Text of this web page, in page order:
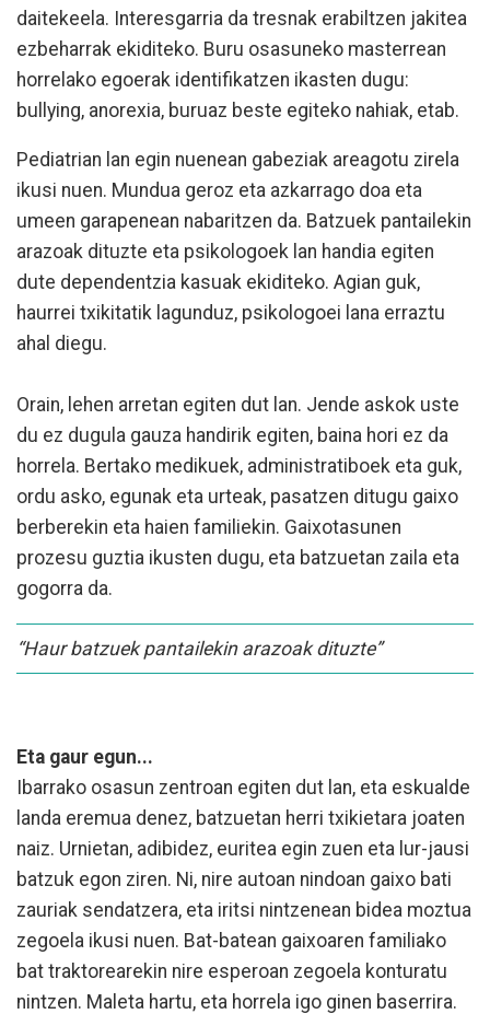
daitekeela. Interesgarria da tresnak erabiltzen jakitea
ezbeharrak ekiditeko. Buru osasuneko masterrean
horrelako egoerak identifikatzen ikasten dugu:
bullying, anorexia, buruaz beste egiteko nahiak, etab.
Pediatrian lan egin nuenean gabeziak areagotu zirela
ikusi nuen. Mundua geroz eta azkarrago doa eta
umeen garapenean nabaritzen da. Batzuek pantailekin
arazoak dituzte eta psikologoek lan handia egiten
dute dependentzia kasuak ekiditeko. Agian guk,
haurrei txikitatik lagunduz, psikologoei lana erraztu
ahal diegu.
Orain, lehen arretan egiten dut lan. Jende askok uste
du ez dugula gauza handirik egiten, baina hori ez da
horrela. Bertako medikuek, administratiboek eta guk,
ordu asko, egunak eta urteak, pasatzen ditugu gaixo
berberekin eta haien familiekin. Gaixotasunen
prozesu guztia ikusten dugu, eta batzuetan zaila eta
gogorra da.
“Haur batzuek pantailekin arazoak dituzte”
Eta gaur egun...
Ibarrako osasun zentroan egiten dut lan, eta eskualde
landa eremua denez, batzuetan herri txikietara joaten
naiz. Urnietan, adibidez, euritea egin zuen eta lur-jausi
batzuk egon ziren. Ni, nire autoan nindoan gaixo bati
zauriak sendatzera, eta iritsi nintzenean bidea moztua
zegoela ikusi nuen. Bat-batean gaixoaren familiako
bat traktorearekin nire esperoan zegoela konturatu
nintzen. Maleta hartu, eta horrela igo ginen baserrira.